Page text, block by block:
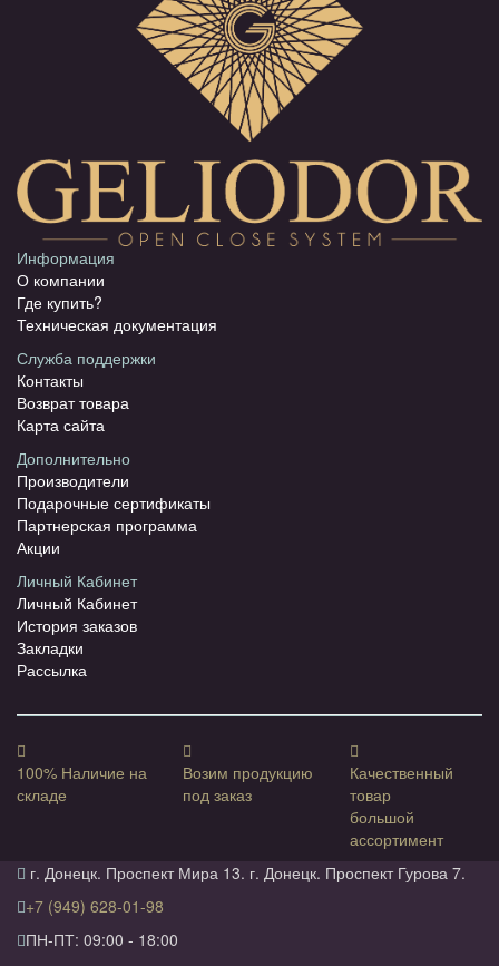
Информация
О компании
Где купить?
Техническая документация
Служба поддержки
Контакты
Возврат товара
Карта сайта
Дополнительно
Производители
Подарочные сертификаты
Партнерская программа
Акции
Личный Кабинет
Личный Кабинет
История заказов
Закладки
Рассылка
100% Наличие на
складе
Возим продукцию
под заказ
Качественный
товар
большой
ассортимент
г. Донецк. Проспект Мира 13. г. Донецк. Проспект Гурова 7.
+7 (949) 628-01-98
ПН-ПТ: 09:00 - 18:00